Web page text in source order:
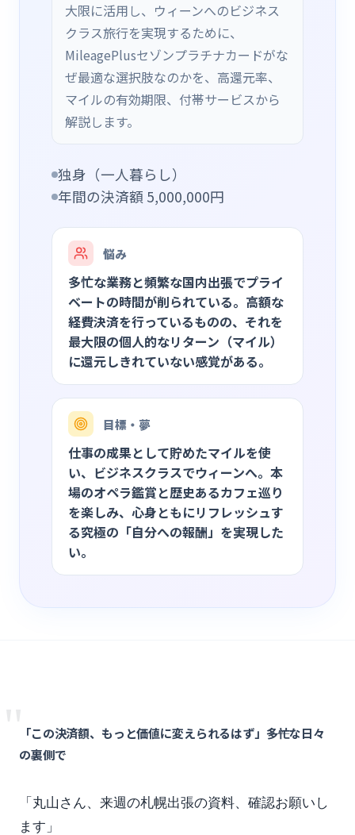
大限に活用し、ウィーンへのビジネス
クラス旅行を実現するために、
MileagePlusセゾンプラチナカードがな
ぜ最適な選択肢なのかを、高還元率、
マイルの有効期限、付帯サービスから
解説します。
独身（一人暮らし）
年間の決済額 5,000,000円
悩み
多忙な業務と頻繁な国内出張でプライ
ベートの時間が削られている。高額な
経費決済を行っているものの、それを
最大限の個人的なリターン（マイル）
に還元しきれていない感覚がある。
目標・夢
仕事の成果として貯めたマイルを使
い、ビジネスクラスでウィーンへ。本
場のオペラ鑑賞と歴史あるカフェ巡り
を楽しみ、心身ともにリフレッシュす
る究極の「自分への報酬」を実現した
い。
「この決済額、もっと価値に変えられるはず」――多忙な日々
の裏側で
「丸山さん、来週の札幌出張の資料、確認お願いし
ます」